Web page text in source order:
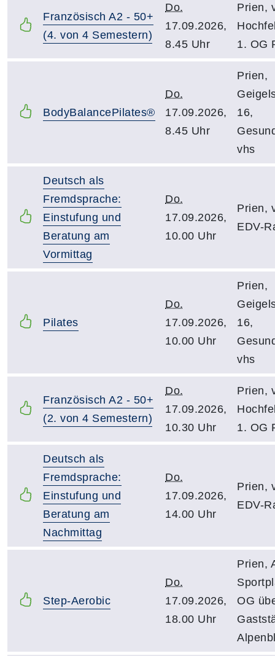
Französisch A2 - 50+
(4. von 4 Semestern)
Do.
17.09.2026,
8.45 Uhr
Prien,
1. OG
BodyBalancePilates®
Do.
17.09.2026,
8.45 Uhr
Prien,
16,
vhs
Deutsch als
Fremdsprache:
Einstufung und
Beratung am
Vormittag
Do.
17.09.2026,
10.00 Uhr
Prien,
EDV-
Pilates
Do.
17.09.2026,
10.00 Uhr
Prien,
16,
vhs
Französisch A2 - 50+
(2. von 4 Semestern)
Do.
17.09.2026,
10.30 Uhr
Prien,
1. OG
Deutsch als
Fremdsprache:
Einstufung und
Beratung am
Nachmittag
Do.
17.09.2026,
14.00 Uhr
Prien,
EDV-
Step-Aerobic
Do.
17.09.2026,
18.00 Uhr
Prien,
OG